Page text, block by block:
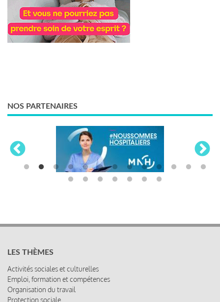
NOS PARTENAIRES
LES THÈMES
Activités sociales et culturelles
Emploi, formation et compétences
Organisation du travail
Protection sociale